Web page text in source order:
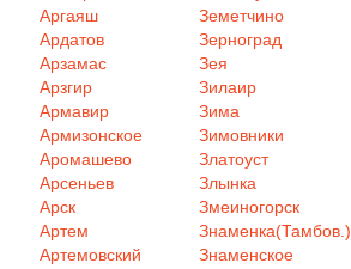
Аргаяш
Ардатов
Арзамас
Арзгир
Армавир
Армизонское
Аромашево
Арсеньев
Арск
Артем
Артемовский
Земетчино
Зерноград
Зея
Зилаир
Зима
Зимовники
Златоуст
Злынка
Змеиногорск
Знаменка(Тамбов.)
Знаменское